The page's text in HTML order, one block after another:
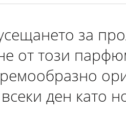
за
от този
ден като